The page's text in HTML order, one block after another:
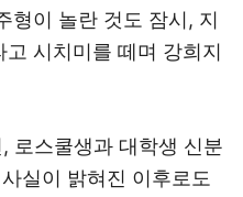
형이 놀란 것도 잠시, 지
시치미를 떼며 강희지
로스쿨생과 대학생 신분
실이 밝혀진 이후로도